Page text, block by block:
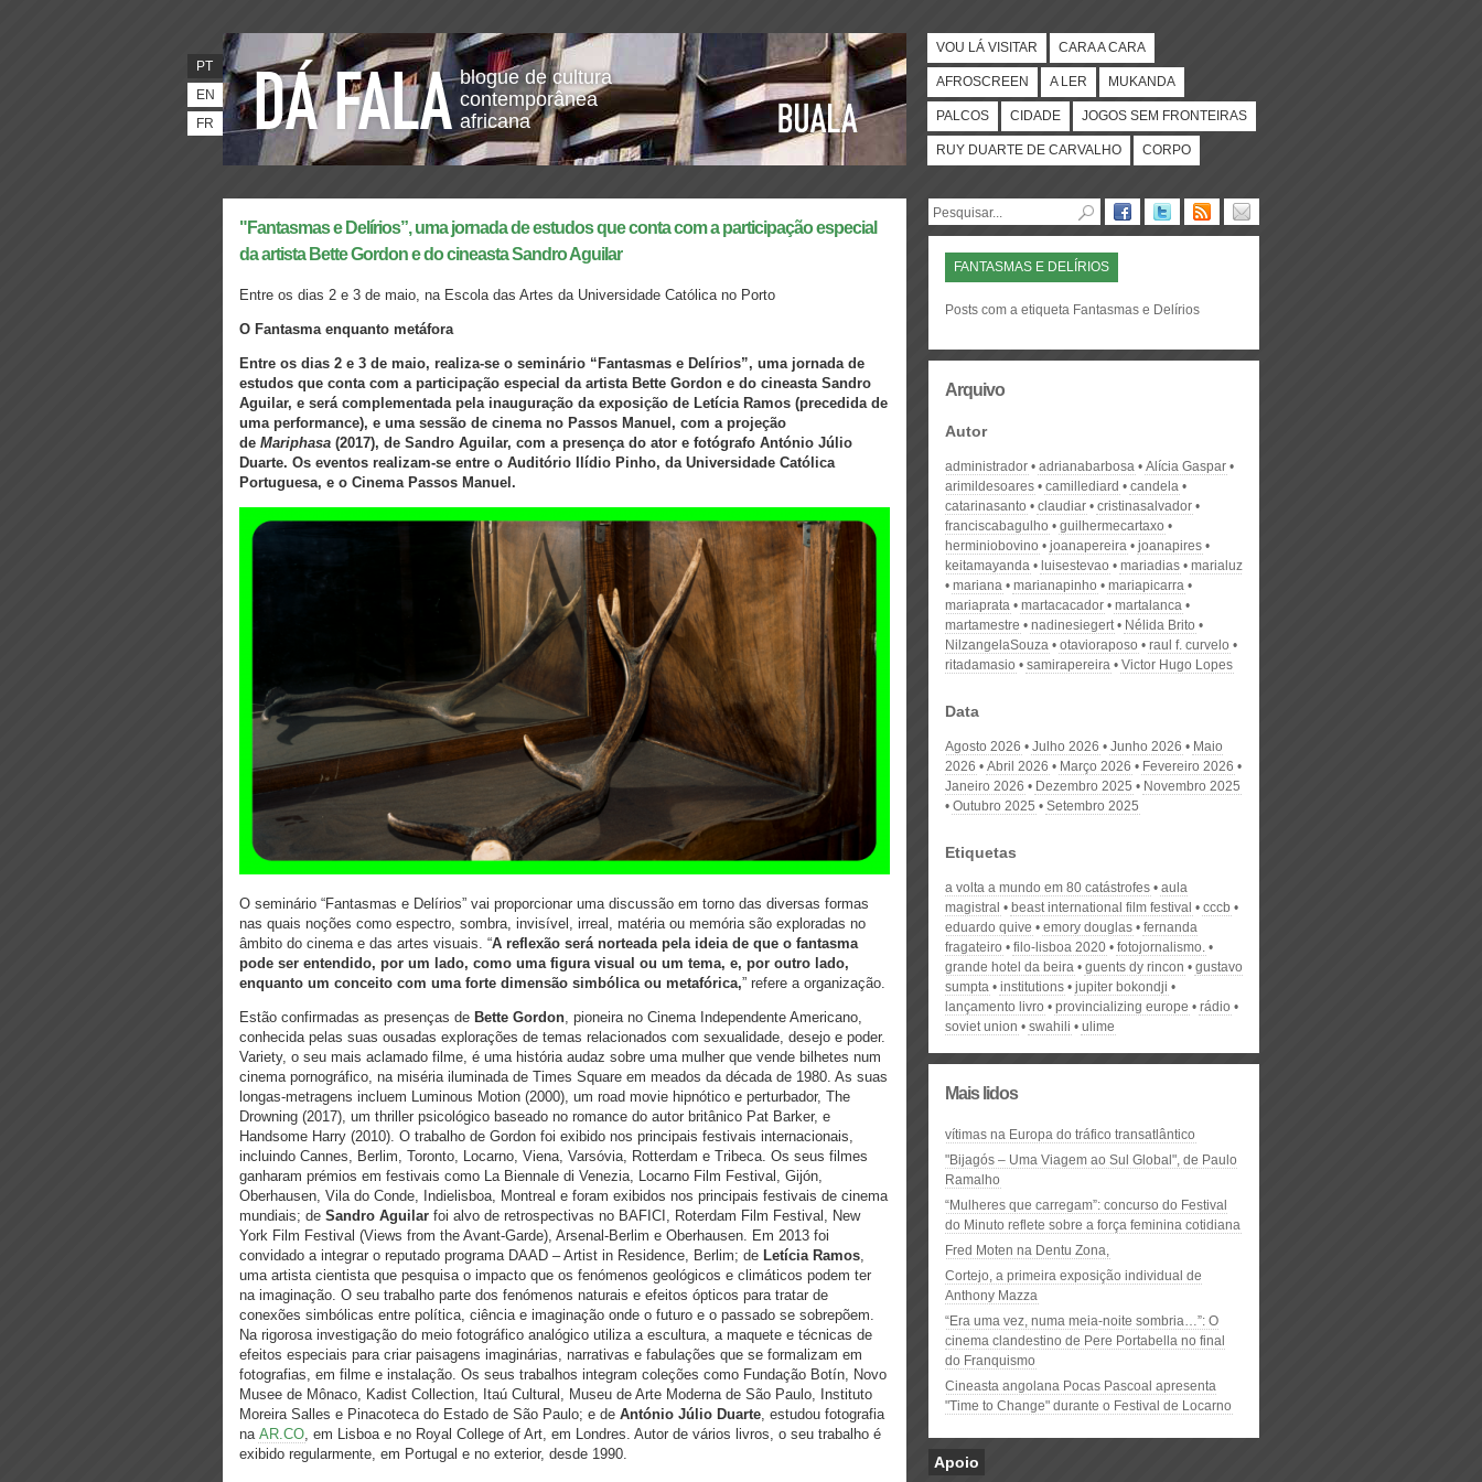
blogue de cultura
contemporânea
africana
PT
EN
FR
VOU LÁ VISITAR CARA A CARA
AFROSCREEN A LER MUKANDA
PALCOS CIDADE JOGOS SEM FRONTEIRAS
RUY DUARTE DE CARVALHO CORPO
"Fantasmas e Delírios”, uma jornada de estudos que conta com a participação especial
da artista Bette Gordon e do cineasta Sandro Aguilar
Entre os dias 2 e 3 de maio, na Escola das Artes da Universidade Católica no Porto
O Fantasma enquanto metáfora
Entre os dias 2 e 3 de maio, realiza-se o seminário “Fantasmas e Delírios”, uma jornada de
estudos que conta com a participação especial da artista Bette Gordon e do cineasta Sandro
Aguilar, e será complementada pela inauguração da exposição de Letícia Ramos (precedida de
uma performance), e uma sessão de cinema no Passos Manuel, com a projeção
de Mariphasa (2017), de Sandro Aguilar, com a presença do ator e fotógrafo António Júlio
Duarte. Os eventos realizam-se entre o Auditório Ilídio Pinho, da Universidade Católica
Portuguesa, e o Cinema Passos Manuel.
O seminário “Fantasmas e Delírios” vai proporcionar uma discussão em torno das diversas formas
nas quais noções como espectro, sombra, invisível, irreal, matéria ou memória são exploradas no
âmbito do cinema e das artes visuais. “A reflexão será norteada pela ideia de que o fantasma
pode ser entendido, por um lado, como uma figura visual ou um tema, e, por outro lado,
enquanto um conceito com uma forte dimensão simbólica ou metafórica,” refere a organização.
Estão confirmadas as presenças de Bette Gordon, pioneira no Cinema Independente Americano,
conhecida pelas suas ousadas explorações de temas relacionados com sexualidade, desejo e poder.
Variety, o seu mais aclamado filme, é uma história audaz sobre uma mulher que vende bilhetes num
cinema pornográfico, na miséria iluminada de Times Square em meados da década de 1980. As suas
longas-metragens incluem Luminous Motion (2000), um road movie hipnótico e perturbador, The
Drowning (2017), um thriller psicológico baseado no romance do autor britânico Pat Barker, e
Handsome Harry (2010). O trabalho de Gordon foi exibido nos principais festivais internacionais,
incluindo Cannes, Berlim, Toronto, Locarno, Viena, Varsóvia, Rotterdam e Tribeca. Os seus filmes
ganharam prémios em festivais como La Biennale di Venezia, Locarno Film Festival, Gijón,
Oberhausen, Vila do Conde, Indielisboa, Montreal e foram exibidos nos principais festivais de cinema
mundiais; de Sandro Aguilar foi alvo de retrospectivas no BAFICI, Roterdam Film Festival, New
York Film Festival (Views from the Avant-Garde), Arsenal-Berlim e Oberhausen. Em 2013 foi
convidado a integrar o reputado programa DAAD – Artist in Residence, Berlim; de Letícia Ramos,
uma artista cientista que pesquisa o impacto que os fenómenos geológicos e climáticos podem ter
na imaginação. O seu trabalho parte dos fenómenos naturais e efeitos ópticos para tratar de
conexões simbólicas entre política, ciência e imaginação onde o futuro e o passado se sobrepõem.
Na rigorosa investigação do meio fotográfico analógico utiliza a escultura, a maquete e técnicas de
efeitos especiais para criar paisagens imaginárias, narrativas e fabulações que se formalizam em
fotografias, em filme e instalação. Os seus trabalhos integram coleções como Fundação Botín, Novo
Musee de Mônaco, Kadist Collection, Itaú Cultural, Museu de Arte Moderna de São Paulo, Instituto
Moreira Salles e Pinacoteca do Estado de São Paulo; e de António Júlio Duarte, estudou fotografia
na AR.CO, em Lisboa e no Royal College of Art, em Londres. Autor de vários livros, o seu trabalho é
exibido regularmente, em Portugal e no exterior, desde 1990.
FANTASMAS E DELÍRIOS
Posts com a etiqueta Fantasmas e Delírios
Arquivo
Autor
administrador adrianabarbosa
Alícia Gaspar
arimildesoares
camillediard
candela
catarinasanto
claudiar
cristinasalvador
franciscabagulho
guilhermecartaxo
herminiobovino
joanapereira
joanapires
keitamayanda
luisestevao mariadias
marialuz
mariana
marianapinho
mariapicarra
mariaprata
martacacador
martalanca
martamestre
nadinesiegert
Nélida Brito
NilzangelaSouza
otavioraposo
raul f. curvelo
ritadamasio
samirapereira Victor Hugo Lopes
Data
Agosto 2026 Julho 2026 Junho 2026
Maio
2026
Abril 2026 Março 2026
Fevereiro 2026
Janeiro 2026
Dezembro 2025
Novembro 2025
Outubro 2025
Setembro 2025
Etiquetas
a volta a mundo em 80 catástrofes
aula
magistral
beast international film festival
cccb
eduardo quive
emory douglas
fernanda
fragateiro
filo-lisboa 2020
fotojornalismo.
grande hotel da beira
guents dy rincon
gustavo
sumpta
institutions
jupiter bokondji
lançamento livro
provincializing europe
rádio
soviet union
swahili ulime
Mais lidos
vítimas na Europa do tráfico transatlântico
"Bijagós – Uma Viagem ao Sul Global", de Paulo
Ramalho
“Mulheres que carregam”: concurso do Festival
do Minuto reflete sobre a força feminina cotidiana
Fred Moten na Dentu Zona,
Cortejo, a primeira exposição individual de
Anthony Mazza
“Era uma vez, numa meia-noite sombria…”: O
cinema clandestino de Pere Portabella no final
do Franquismo
Cineasta angolana Pocas Pascoal apresenta
"Time to Change" durante o Festival de Locarno
Apoio